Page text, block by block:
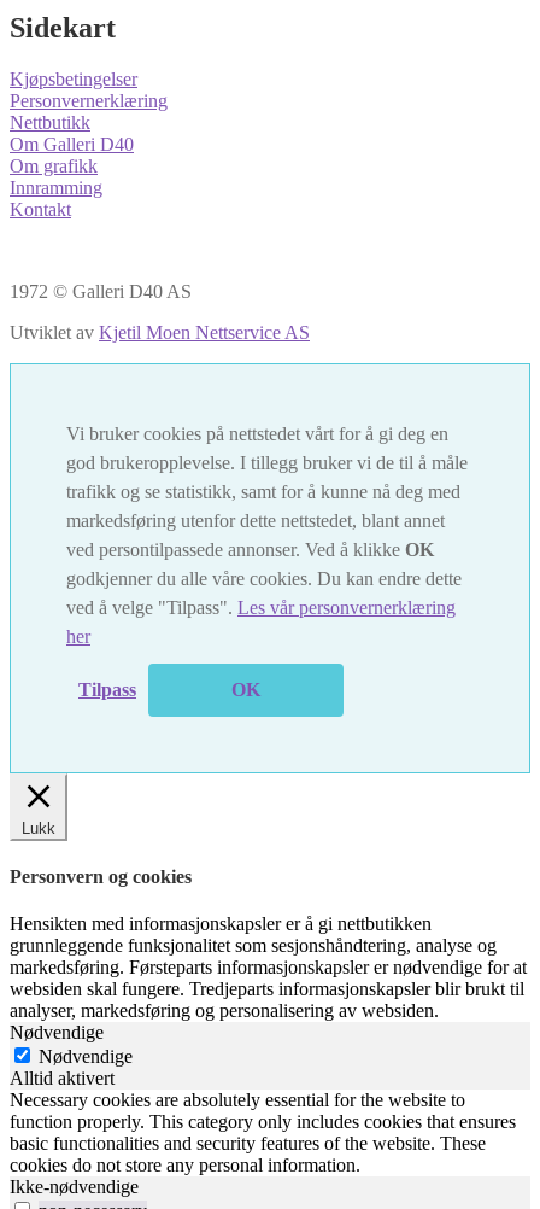
Sidekart
Kjøpsbetingelser
Personvernerklæring
Nettbutikk
Om Galleri D40
Om grafikk
Innramming
Kontakt
1972 © Galleri D40 AS
Utviklet av Kjetil Moen Nettservice AS
Vi bruker cookies på nettstedet vårt for å gi deg en
god brukeropplevelse. I tillegg bruker vi de til å måle
trafikk og se statistikk, samt for å kunne nå deg med
markedsføring utenfor dette nettstedet, blant annet
ved persontilpassede annonser. Ved å klikke OK
godkjenner du alle våre cookies. Du kan endre dette
ved å velge "Tilpass". Les vår personvernerklæring
her
Tilpass OK
Lukk
Personvern og cookies
Hensikten med informasjonskapsler er å gi nettbutikken
grunnleggende funksjonalitet som sesjonshåndtering, analyse og
markedsføring. Førsteparts informasjonskapsler er nødvendige for at
websiden skal fungere. Tredjeparts informasjonskapsler blir brukt til
analyser, markedsføring og personalisering av websiden.
Nødvendige
Nødvendige
Alltid aktivert
Necessary cookies are absolutely essential for the website to
function properly. This category only includes cookies that ensures
basic functionalities and security features of the website. These
cookies do not store any personal information.
Ikke-nødvendige